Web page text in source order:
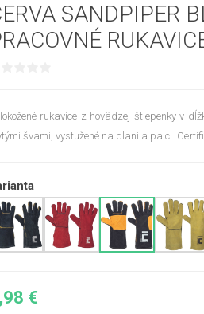
SANDPIPER
rukavice z hovädzej štiepenky v
švami, vystužené na dlani a palci.
€